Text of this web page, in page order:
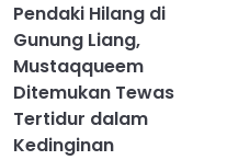
Pendaki Hilang di
Gunung Liang,
Mustaqqueem
Ditemukan Tewas
Tertidur dalam
Kedinginan